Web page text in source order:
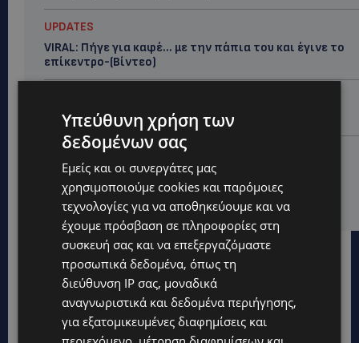
UPDATES
VIRAL: Πήγε για καφέ… με την πάπια του και έγινε το
επίκεντρο-(Βίντεο)
Ο τουρισμός ως εθνική υπόθεση
UPDATES
Εμβληματική Τουριστική Έκταση στην Παραλιακή
Ζώνη Αλαμινού με Αδειοδοτημένη Ξενοδοχειακή
Ανάπτυξη και Πανοραμική Θέα της Θάλασσας
Υπεύθυνη χρήση των
δεδομένων σας
Εμείς και οι συνεργάτες μας
χρησιμοποιούμε cookies και παρόμοιες
τεχνολογίες για να αποθηκεύουμε και να
έχουμε πρόσβαση σε πληροφορίες στη
συσκευή σας και να επεξεργαζόμαστε
προσωπικά δεδομένα, όπως τη
διεύθυνση IP σας, μοναδικά
αναγνωριστικά και δεδομένα περιήγησης,
για εξατομικευμένες διαφημίσεις και